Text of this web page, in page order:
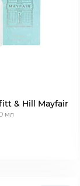
& Hill Mayfair
мл